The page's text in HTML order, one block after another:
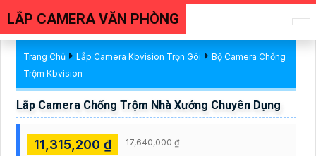
LẮP CAMERA VĂN PHÒNG
Trang Chủ Lắp Camera Kbvision Trọn Gói
Bộ Camera Chống
Trộm Kbvision
Lắp Camera Chống Trộm Nhà Xưởng Chuyên Dụng
11,315,200 ₫ 17,640,000 ₫